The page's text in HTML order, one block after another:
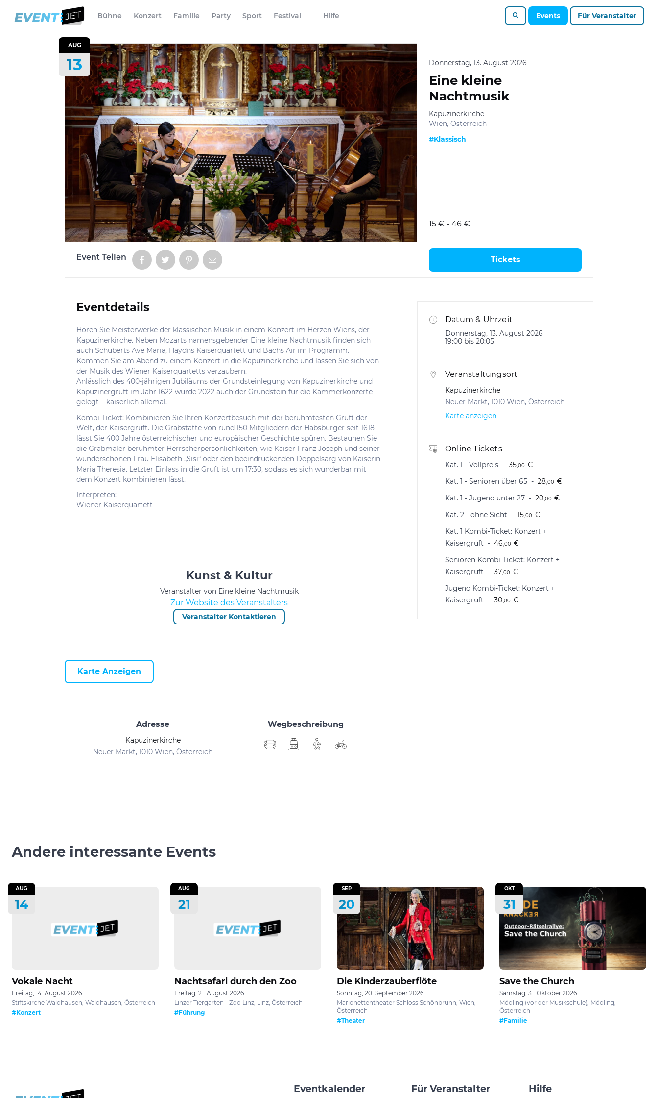
Bühne Konzert Familie Party Sport Festival Hilfe Events Für Veranstalter
AUG
13 Donnerstag, 13. August 2026
Eine kleine
Nachtmusik
Kapuzinerkirche
Wien, Österreich
#Klassisch
15 € - 46 €
Event Teilen Tickets
Informationen
Eventdetails
Hören Sie Meisterwerke der klassischen Musik in einem Konzert im Herzen Wiens, der
Kapuzinerkirche. Neben Mozarts namensgebender Eine kleine Nachtmusik finden sich
auch Schuberts Ave Maria, Haydns Kaiserquartett und Bachs Air im Programm.
Kommen Sie am Abend zu einem Konzert in die Kapuzinerkirche und lassen Sie sich von
der Musik des Wiener Kaiserquartetts verzaubern.
Anlässlich des 400-jährigen Jubiläums der Grundsteinlegung von Kapuzinerkirche und
Kapuzinergruft im Jahr 1622 wurde 2022 auch der Grundstein für die Kammerkonzerte
gelegt – kaiserlich allemal.
Kombi-Ticket: Kombinieren Sie Ihren Konzertbesuch mit der berühmtesten Gruft der
Welt, der Kaisergruft. Die Grabstätte von rund 150 Mitgliedern der Habsburger seit 1618
lässt Sie 400 Jahre österreichischer und europäischer Geschichte spüren. Bestaunen Sie
die Grabmäler berühmter Herrscherpersönlichkeiten, wie Kaiser Franz Joseph und seiner
wunderschönen Frau Elisabeth „Sisi“ oder den beeindruckenden Doppelsarg von Kaiserin
Maria Theresia. Letzter Einlass in die Gruft ist um 17:30, sodass es sich wunderbar mit
dem Konzert kombinieren lässt.
Interpreten:
Wiener Kaiserquartett
Kunst & Kultur
Veranstalter von Eine kleine Nachtmusik
Zur Website des Veranstalters
Veranstalter Kontaktieren
Karte Anzeigen
Adresse
Kapuzinerkirche
Neuer Markt, 1010 Wien, Österreich
Wegbeschreibung
Datum & Uhrzeit
Donnerstag, 13. August 2026
19:00 bis 20:05
Veranstaltungsort
Kapuzinerkirche
Neuer Markt, 1010 Wien, Österreich
Karte anzeigen
Online Tickets
Kat. 1 - Vollpreis 35,00 €
Kat. 1 - Senioren über 65
28,00 €
Kat. 1 - Jugend unter 27
20,00 €
Kat. 2 - ohne Sicht
15,00 €
Kat. 1 Kombi-Ticket: Konzert +
Kaisergruft
46,00 €
Senioren Kombi-Ticket: Konzert +
Kaisergruft
37,00 €
Jugend Kombi-Ticket: Konzert +
Kaisergruft
30,00 €
Andere interessante Events
AUG
14
Vokale Nacht
Freitag, 14. August 2026
Stiftskirche Waldhausen, Waldhausen, Österreich
#Konzert
AUG
21
Nachtsafari durch den Zoo
Freitag, 21. August 2026
Linzer Tiergarten - Zoo Linz, Linz, Österreich
#Führung
SEP
20
Die Kinderzauberflöte
Sonntag, 20. September 2026
Marionettentheater Schloss Schönbrunn, Wien,
Österreich
#Theater
OKT
31
Save the Church
Samstag, 31. Oktober 2026
Mödling (vor der Musikschule), Mödling,
Österreich
#Familie
Eventkalender Für Veranstalter Hilfe